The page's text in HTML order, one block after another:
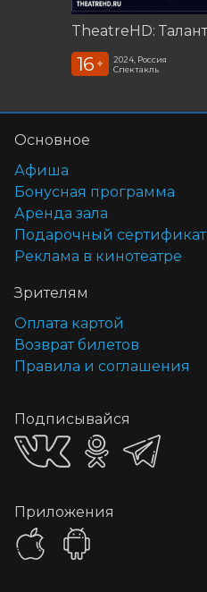
16 +
2024, Россия
Спектакль
Основное
Афиша
Бонусная программа
Аренда зала
Подарочный сертификат
Реклама в кинотеатре
Зрителям
Оплата картой
Возврат билетов
Правила и соглашения
Подписывайся
Приложения